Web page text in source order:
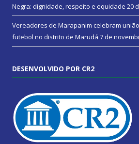
Negra: dignidade, respeito e equidade 20
Vereadores de Marapanim celebram
futebol no distrito de Marudá 7 de
DESENVOLVIDO POR CR2